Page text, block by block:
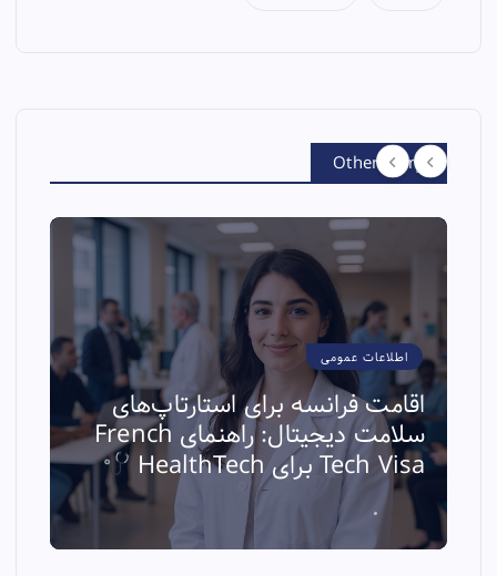
Other Story
اطلاعات عمومی
اقامت فرانسه برای استارتاپ‌های
سلامت دیجیتال: راهنمای French
Tech Visa برای HealthTech